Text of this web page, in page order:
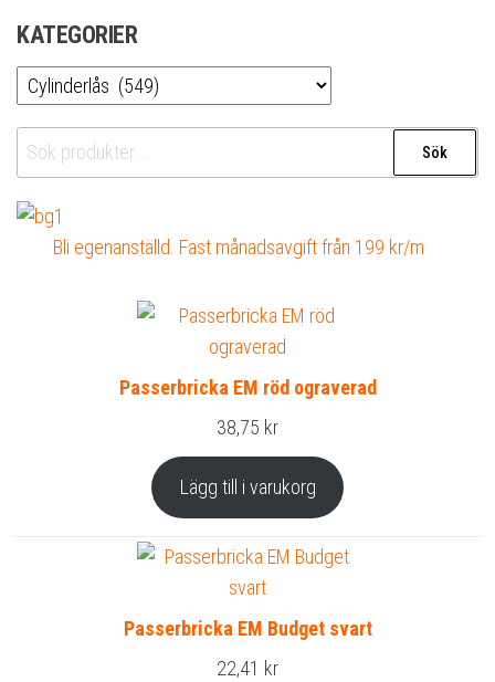
KATEGORIER
Sök
efter:
Sök
Bli egenanställd. Fast månadsavgift från 199 kr/m
Passerbricka EM röd ograverad
38,75 kr
Lägg till i varukorg
Passerbricka EM Budget svart
22,41 kr